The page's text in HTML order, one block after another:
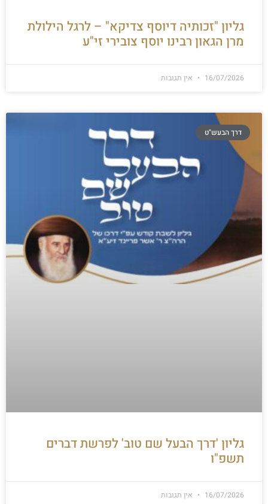
גליון "זכותיה דיוסף צדיקא" – לרגל הילולת
מרן הגאון רבינו יוסף צובירי זי"ע
16/07/2026 אין תגובות
דרך הבעש"ט
גליון 'דרך הבעל שם טוב' לפרשת דברים
תשפ"ו
16/07/2026 אין תגובות